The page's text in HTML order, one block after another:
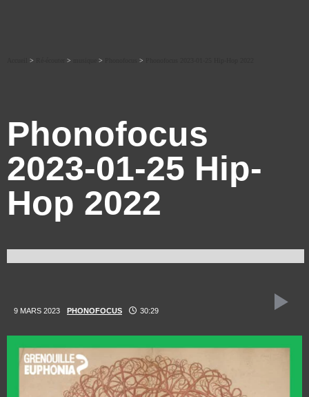
> > > >
Phonofocus
2023-01-25 Hip-
Hop 2022
9 MARS 2023 PHONOFOCUS 30:29